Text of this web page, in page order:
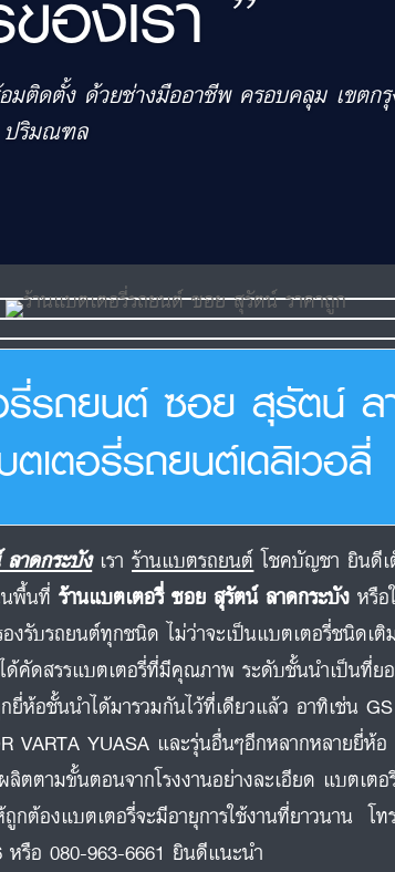
ติดตั้ง ด้วยช่างมืออาชีพ ครอบคลุม เขตกรุ
ริมณฑล
รี่รถยนต์ ซอย สุรัตน์ ล
ตเตอรี่รถยนต์เดลิเวอลี่
าดกระบังเราร้านแบตรถยนต์โชคบัญชา ยินดีเ
พื้นที่ ร้านแบตเตอรี่ ซอย สุรัตน์ ลาดกระบัง หรื
งรับรถยนต์ทุกชนิด ไม่ว่าจะเป็นแบตเตอรี่ชนิดเ
คัดสรรแบตเตอรี่ที่มีคุณภาพ ระดับชั้นนำเป็นที่ย
ยี่ห้อชั้นนำได้มารวมกันไว้ที่เดียวแล้ว อาทิเช่น
VARTA YUASA และรุ่นอื่นๆอีกหลากหลายยี่
ลิตตามขั้นตอนจากโรงงานอย่างละเอียด แบตเต
กต้องแบตเตอรี่จะมีอายุการใช้งานที่ยาวนาน โท
รือ 080-963-6661 ยินดีแนะนำ